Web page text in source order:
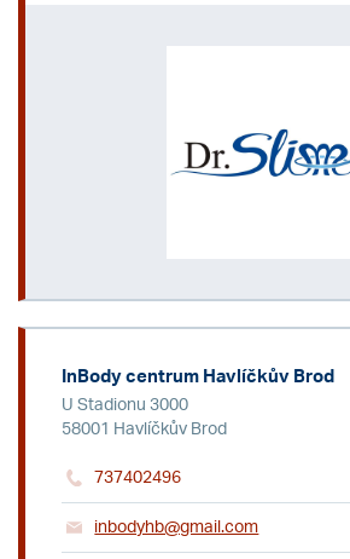
InBody centrum Havlíčkův Brod
U Stadionu 3000
58001 Havlíčkův Brod
737402496
inbodyhb@gmail.com